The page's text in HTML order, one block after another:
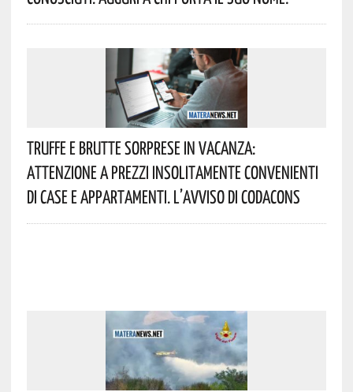
Truffe E Brutte Sorprese In Vacanza:
Attenzione A Prezzi Insolitamente Convenienti
Di Case E Appartamenti. L’avviso Di Codacons